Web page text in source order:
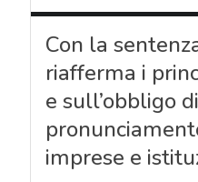
Con la
riafferma i
e sull’obbligo
imprese e